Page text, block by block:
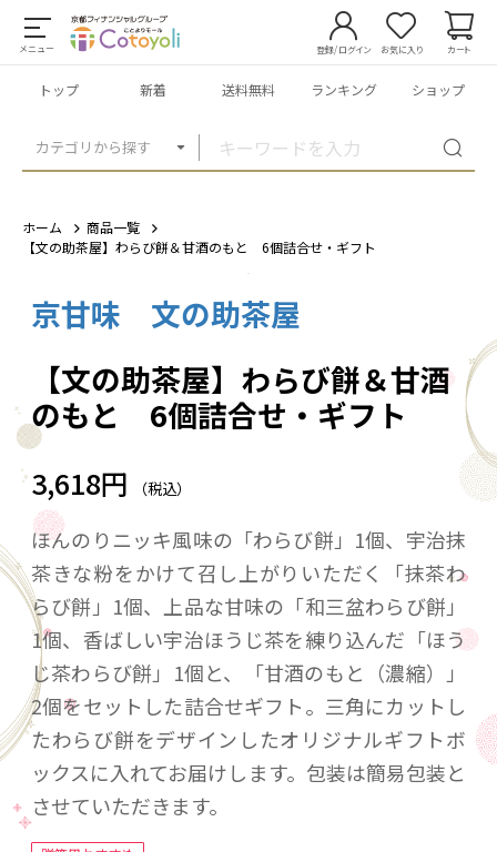
メニュー
カテゴリから探す
登録/ログイン お気に入り カート
トップ 新着 送料無料 ランキング ショップ
ホーム
商品一覧
【文の助茶屋】わらび餅＆甘酒のもと 6個詰合せ・ギフト
京甘味 文の助茶屋
【文の助茶屋】わらび餅＆甘酒
のもと 6個詰合せ・ギフト
3,618円 （税込）
ほんのりニッキ風味の「わらび餅」1個、宇治抹
茶きな粉をかけて召し上がりいただく「抹茶わ
らび餅」1個、上品な甘味の「和三盆わらび餅」
1個、香ばしい宇治ほうじ茶を練り込んだ「ほう
じ茶わらび餅」1個と、「甘酒のもと（濃縮）」
2個をセットした詰合せギフト。三角にカットし
たわらび餅をデザインしたオリジナルギフトボ
ックスに入れてお届けします。包装は簡易包装と
させていただきます。